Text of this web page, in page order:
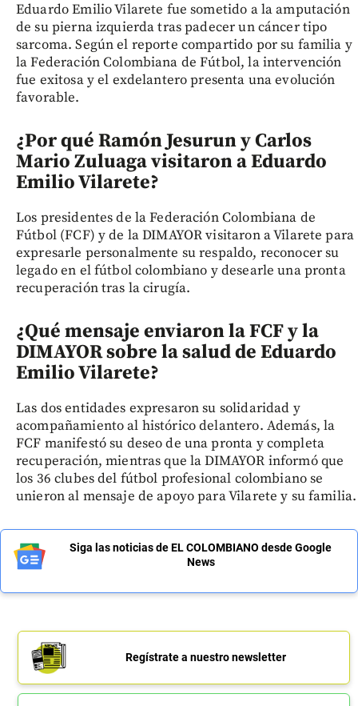
Eduardo Emilio Vilarete fue sometido a la amputación
de su pierna izquierda tras padecer un cáncer tipo
sarcoma. Según el reporte compartido por su familia y
la Federación Colombiana de Fútbol, la intervención
fue exitosa y el exdelantero presenta una evolución
favorable.
¿Por qué Ramón Jesurun y Carlos
Mario Zuluaga visitaron a Eduardo
Emilio Vilarete?
Los presidentes de la Federación Colombiana de
Fútbol (FCF) y de la DIMAYOR visitaron a Vilarete para
expresarle personalmente su respaldo, reconocer su
legado en el fútbol colombiano y desearle una pronta
recuperación tras la cirugía.
¿Qué mensaje enviaron la FCF y la
DIMAYOR sobre la salud de Eduardo
Emilio Vilarete?
Las dos entidades expresaron su solidaridad y
acompañamiento al histórico delantero. Además, la
FCF manifestó su deseo de una pronta y completa
recuperación, mientras que la DIMAYOR informó que
los 36 clubes del fútbol profesional colombiano se
unieron al mensaje de apoyo para Vilarete y su familia.
Siga las noticias de EL COLOMBIANO desde Google
News
Regístrate a nuestro newsletter